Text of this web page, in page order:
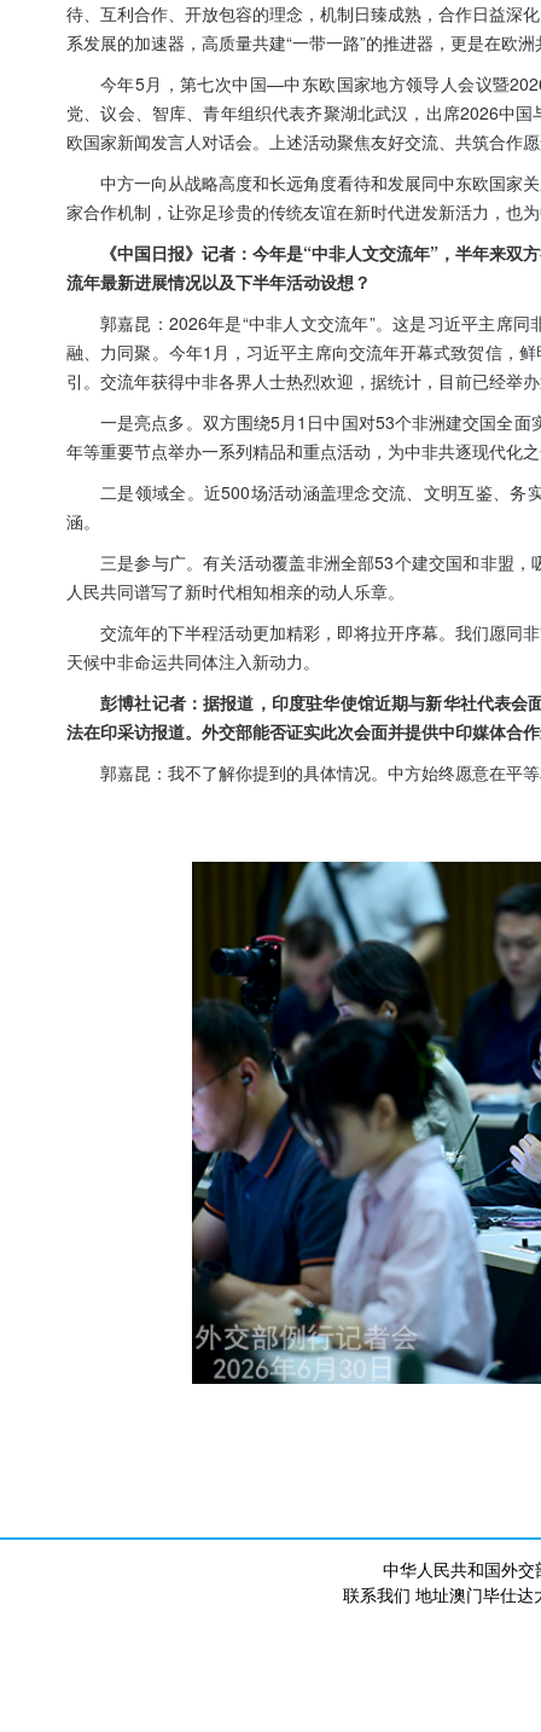
待、互利合作、开放包容的理念，机制日臻成熟，合作日益深
系发展的加速器，高质量共建“一带一路”的推进器，更是在欧
今年5月，第七次中国—中东欧国家地方领导人会议暨
党、议会、智库、青年组织代表齐聚湖北武汉，出席2026中
欧国家新闻发言人对话会。上述活动聚焦友好交流、共筑合作
中方一向从战略高度和长远角度看待和发展同中东欧国家
家合作机制，让弥足珍贵的传统友谊在新时代迸发新活力，也
《中国日报》记者：今年是“中非人文交流年”，半年来
流年最新进展情况以及下半年活动设想？
郭嘉昆：2026年是“中非人文交流年”。这是习近平主席
融、力同聚。今年1月，习近平主席向交流年开幕式致贺信，
引。交流年获得中非各界人士热烈欢迎，据统计，目前已经举
一是亮点多。双方围绕5月1日中国对53个非洲建交国全
年等重要节点举办一系列精品和重点活动，为中非共逐现代化
二是领域全。近500场活动涵盖理念交流、文明互鉴、
涵。
三是参与广。有关活动覆盖非洲全部53个建交国和非盟
人民共同谱写了新时代相知相亲的动人乐章。
交流年的下半程活动更加精彩，即将拉开序幕。我们愿同
天候中非命运共同体注入新动力。
彭博社记者：据报道，印度驻华使馆近期与新华社代表
法在印采访报道。外交部能否证实此次会面并提供中印媒体合
郭嘉昆：我不了解你提到的具体情况。中方始终愿意在平
中华人民共和国外
联系我们 地址澳门毕仕